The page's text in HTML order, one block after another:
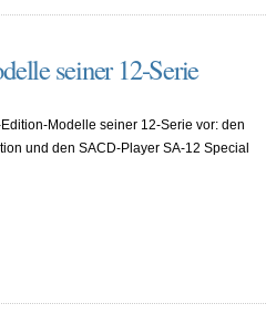
seiner 12-Serie
Modelle seiner 12-Serie vor: den
und den SACD-Player SA-12 Special